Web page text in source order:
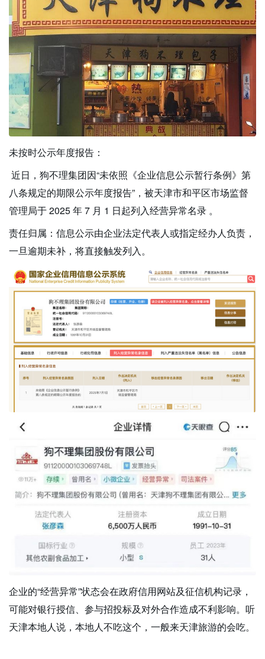
未按时公示年度报告：
近日，狗不理集团因“未依照《企业信息公示暂行条例》第
八条规定的期限公示年度报告”，被天津市和平区市场监督
管理局于 2025 年 7 月 1 日起列入经营异常名录 。
责任归属：信息公示由企业法定代表人或指定经办人负责，
一旦逾期未补，将直接触发列入。
企业的“经营异常”状态会在政府信用网站及征信机构记录，
可能对银行授信、参与招投标及对外合作造成不利影响。听
天津本地人说，本地人不吃这个，一般来天津旅游的会吃。